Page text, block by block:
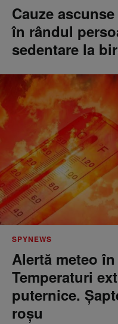
Cauze
în rândul
sedentare la
SPYNEWS
Alertă meteo
Temperaturi
puternice.
roșu